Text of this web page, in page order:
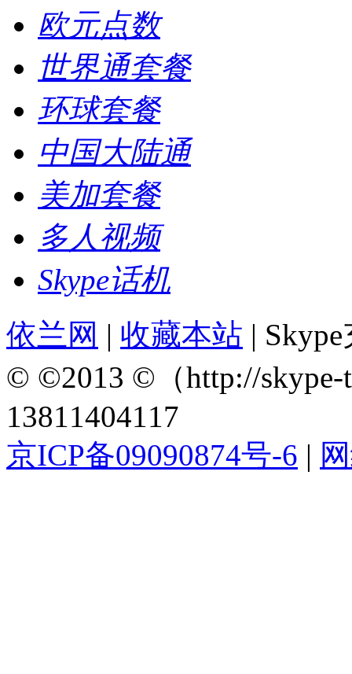
欧元点数
世界通套餐
环球套餐
中国大陆通
美加套餐
多人视频
Skype话机
依兰网 | 收藏本站 |
© ©2013 ©（http://skype-
13811404117
京ICP备09090874号-6 |